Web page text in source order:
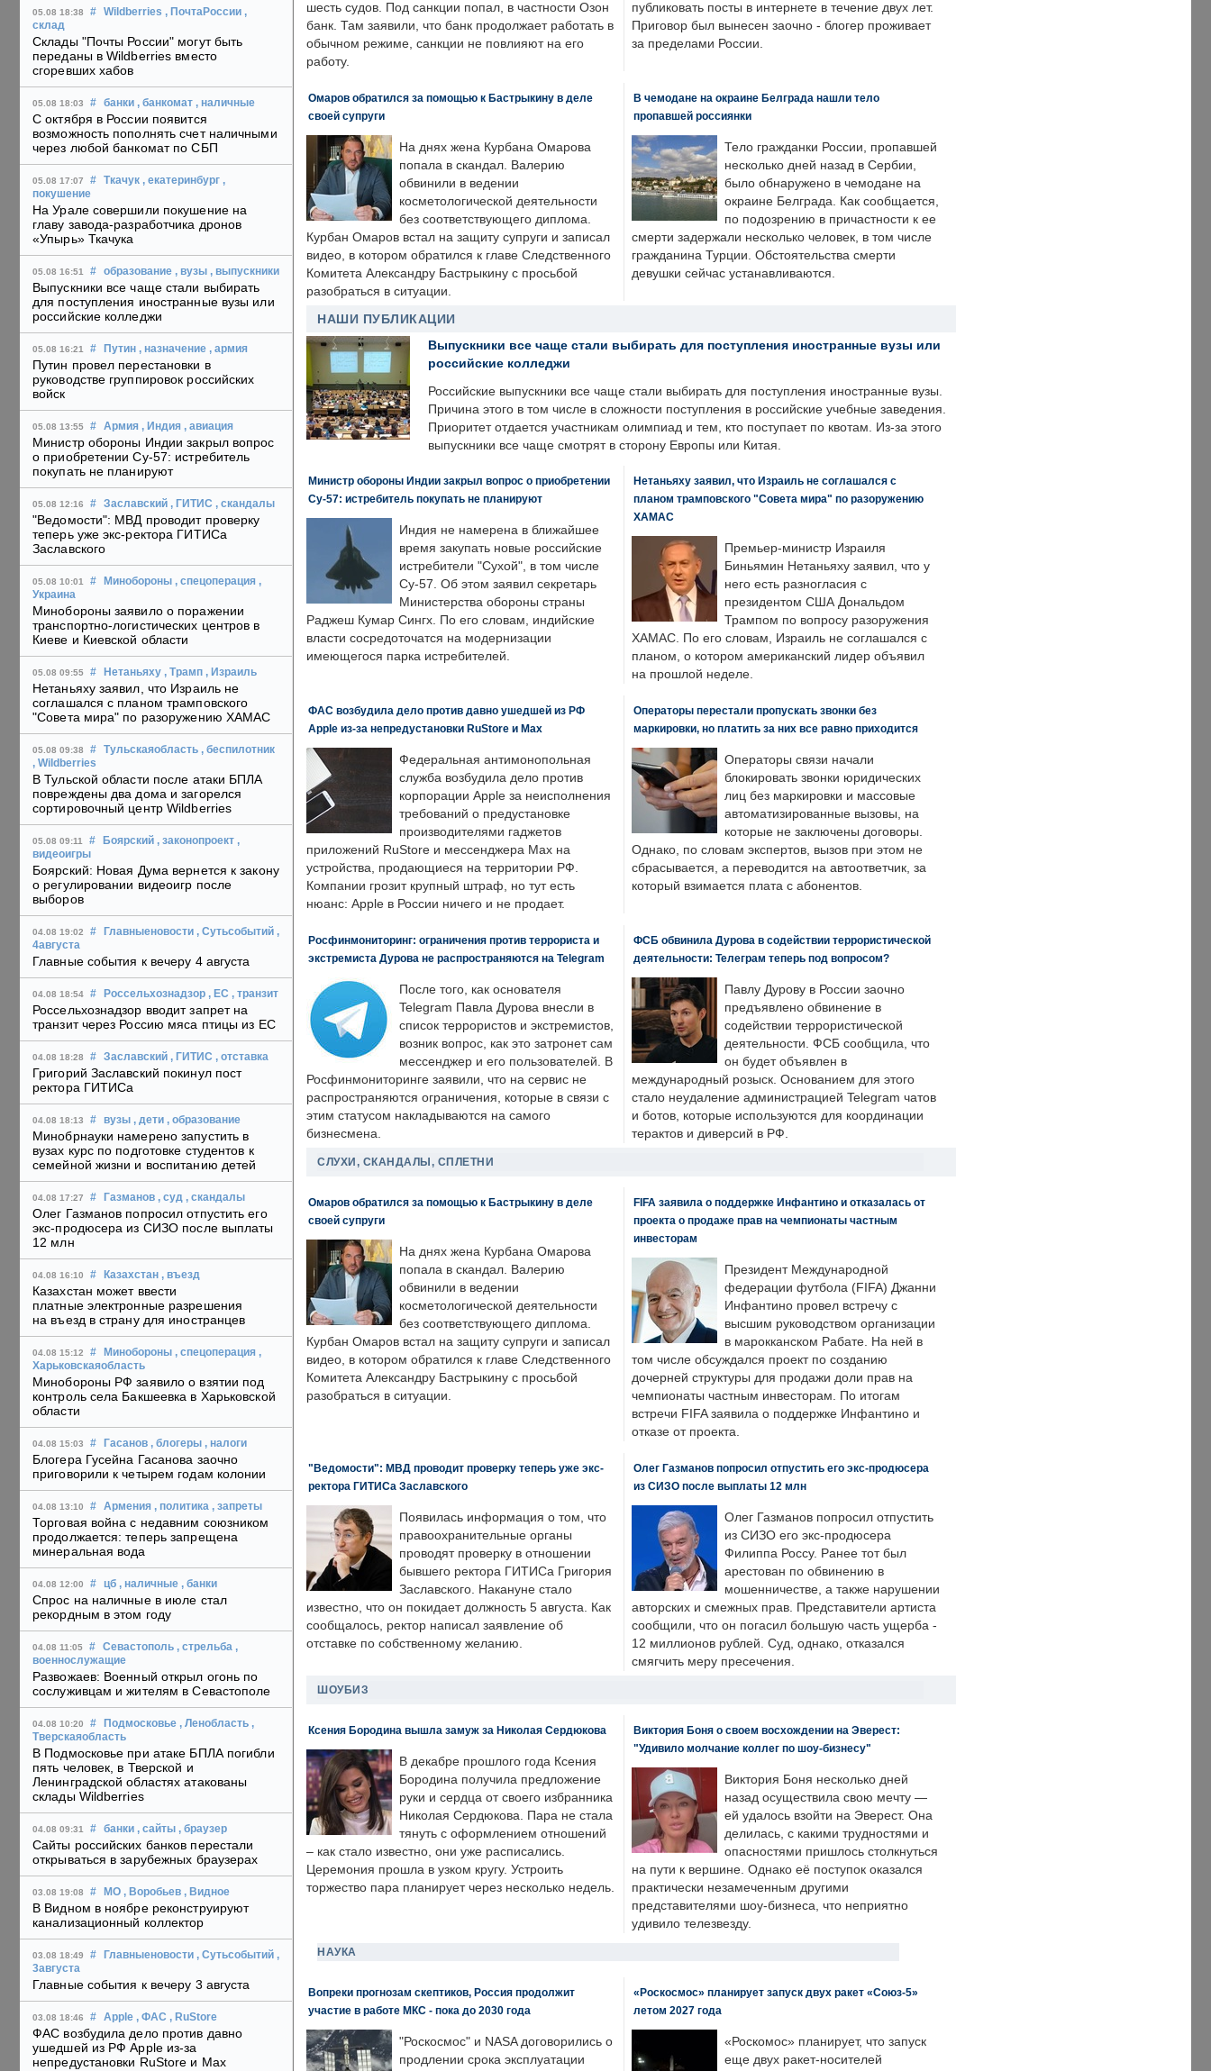
05.08 18:38 # Wildberries , ПочтаРоссии ,
склад
Склады "Почты России" могут быть
переданы в Wildberries вместо
сгоревших хабов
05.08 18:03 # банки , банкомат , наличные
С октября в России появится
возможность пополнять счет наличными
через любой банкомат по СБП
05.08 17:07 # Ткачук , екатеринбург ,
покушение
На Урале совершили покушение на
главу завода-разработчика дронов
«Упырь» Ткачука
05.08 16:51 # образование , вузы , выпускники
Выпускники все чаще стали выбирать
для поступления иностранные вузы или
российские колледжи
05.08 16:21 # Путин , назначение , армия
Путин провел перестановки в
руководстве группировок российских
войск
05.08 13:55 # Армия , Индия , авиация
Министр обороны Индии закрыл вопрос
о приобретении Су-57: истребитель
покупать не планируют
05.08 12:16 # Заславский , ГИТИС , скандалы
"Ведомости": МВД проводит проверку
теперь уже экс-ректора ГИТИСа
Заславского
05.08 10:01 # Минобороны , спецоперация ,
Украина
Минобороны заявило о поражении
транспортно-логистических центров в
Киеве и Киевской области
05.08 09:55 # Нетаньяху , Трамп , Израиль
Нетаньяху заявил, что Израиль не
соглашался с планом трамповского
"Совета мира" по разоружению ХАМАС
05.08 09:38 # Тульскаяобласть , беспилотник
, Wildberries
В Тульской области после атаки БПЛА
повреждены два дома и загорелся
сортировочный центр Wildberries
05.08 09:11 # Боярский , законопроект ,
видеоигры
Боярский: Новая Дума вернется к закону
о регулировании видеоигр после
выборов
04.08 19:02 # Главныеновости , Сутьсобытий ,
4августа
Главные события к вечеру 4 августа
04.08 18:54 # Россельхознадзор , ЕС , транзит
Россельхознадзор вводит запрет на
транзит через Россию мяса птицы из ЕС
04.08 18:28 # Заславский , ГИТИС , отставка
Григорий Заславский покинул пост
ректора ГИТИСа
04.08 18:13 # вузы , дети , образование
Минобрнауки намерено запустить в
вузах курс по подготовке студентов к
семейной жизни и воспитанию детей
04.08 17:27 # Газманов , суд , скандалы
Олег Газманов попросил отпустить его
экс-продюсера из СИЗО после выплаты
12 млн
04.08 16:10 # Казахстан , въезд
Казахстан может ввести
платные электронные разрешения
на въезд в страну для иностранцев
04.08 15:12 # Минобороны , спецоперация ,
Харьковскаяобласть
Минобороны РФ заявило о взятии под
контроль села Бакшеевка в Харьковской
области
04.08 15:03 # Гасанов , блогеры , налоги
Блогера Гусейна Гасанова заочно
приговорили к четырем годам колонии
04.08 13:10 # Армения , политика , запреты
Торговая война с недавним союзником
продолжается: теперь запрещена
минеральная вода
04.08 12:00 # цб , наличные , банки
Спрос на наличные в июле стал
рекордным в этом году
04.08 11:05 # Севастополь , стрельба ,
военнослужащие
Развожаев: Военный открыл огонь по
сослуживцам и жителям в Севастополе
04.08 10:20 # Подмосковье , Ленобласть ,
Тверскаяобласть
В Подмосковье при атаке БПЛА погибли
пять человек, в Тверской и
Ленинградской областях атакованы
склады Wildberries
04.08 09:31 # банки , сайты , браузер
Сайты российских банков перестали
открываться в зарубежных браузерах
03.08 19:08 # МО , Воробьев , Видное
В Видном в ноябре реконструируют
канализационный коллектор
03.08 18:49 # Главныеновости , Сутьсобытий ,
3августа
Главные события к вечеру 3 августа
03.08 18:46 # Apple , ФАС , RuStore
ФАС возбудила дело против давно
ушедшей из РФ Apple из-за
непредустановки RuStore и Max
шесть судов. Под санкции попал, в частности Озон
банк. Там заявили, что банк продолжает работать в
обычном режиме, санкции не повлияют на его
работу.
публиковать посты в интернете в течение двух лет.
Приговор был вынесен заочно - блогер проживает
за пределами России.
Омаров обратился за помощью к Бастрыкину в деле
своей супруги
На днях жена Курбана Омарова
попала в скандал. Валерию
обвинили в ведении
косметологической деятельности
без соответствующего диплома.
Курбан Омаров встал на защиту супруги и записал
видео, в котором обратился к главе Следственного
Комитета Александру Бастрыкину с просьбой
разобраться в ситуации.
В чемодане на окраине Белграда нашли тело
пропавшей россиянки
Тело гражданки России, пропавшей
несколько дней назад в Сербии,
было обнаружено в чемодане на
окраине Белграда. Как сообщается,
по подозрению в причастности к ее
смерти задержали несколько человек, в том числе
гражданина Турции. Обстоятельства смерти
девушки сейчас устанавливаются.
НАШИ ПУБЛИКАЦИИ
Выпускники все чаще стали выбирать для поступления иностранные вузы или
российские колледжи
Российские выпускники все чаще стали выбирать для поступления иностранные вузы.
Причина этого в том числе в сложности поступления в российские учебные заведения.
Приоритет отдается участникам олимпиад и тем, кто поступает по квотам. Из-за этого
выпускники все чаще смотрят в сторону Европы или Китая.
Министр обороны Индии закрыл вопрос о приобретении
Су-57: истребитель покупать не планируют
Индия не намерена в ближайшее
время закупать новые российские
истребители "Сухой", в том числе
Су-57. Об этом заявил секретарь
Министерства обороны страны
Раджеш Кумар Сингх. По его словам, индийские
власти сосредоточатся на модернизации
имеющегося парка истребителей.
Нетаньяху заявил, что Израиль не соглашался с
планом трамповского "Совета мира" по разоружению
ХАМАС
Премьер-министр Израиля
Биньямин Нетаньяху заявил, что у
него есть разногласия с
президентом США Дональдом
Трампом по вопросу разоружения
ХАМАС. По его словам, Израиль не соглашался с
планом, о котором американский лидер объявил
на прошлой неделе.
ФАС возбудила дело против давно ушедшей из РФ
Apple из-за непредустановки RuStore и Max
Федеральная антимонопольная
служба возбудила дело против
корпорации Apple за неисполнения
требований о предустановке
производителями гаджетов
приложений RuStore и мессенджера Max на
устройства, продающиеся на территории РФ.
Компании грозит крупный штраф, но тут есть
нюанс: Apple в России ничего и не продает.
Операторы перестали пропускать звонки без
маркировки, но платить за них все равно приходится
Операторы связи начали
блокировать звонки юридических
лиц без маркировки и массовые
автоматизированные вызовы, на
которые не заключены договоры.
Однако, по словам экспертов, вызов при этом не
сбрасывается, а переводится на автоответчик, за
который взимается плата с абонентов.
Росфинмониторинг: ограничения против террориста и
экстремиста Дурова не распространяются на Telegram
После того, как основателя
Telegram Павла Дурова внесли в
список террористов и экстремистов,
возник вопрос, как это затронет сам
мессенджер и его пользователей. В
Росфинмониторинге заявили, что на сервис не
распространяются ограничения, которые в связи с
этим статусом накладываются на самого
бизнесмена.
ФСБ обвинила Дурова в содействии террористической
деятельности: Телеграм теперь под вопросом?
Павлу Дурову в России заочно
предъявлено обвинение в
содействии террористической
деятельности. ФСБ сообщила, что
он будет объявлен в
международный розыск. Основанием для этого
стало неудаление администрацией Telegram чатов
и ботов, которые используются для координации
терактов и диверсий в РФ.
СЛУХИ, СКАНДАЛЫ, СПЛЕТНИ
Омаров обратился за помощью к Бастрыкину в деле
своей супруги
На днях жена Курбана Омарова
попала в скандал. Валерию
обвинили в ведении
косметологической деятельности
без соответствующего диплома.
Курбан Омаров встал на защиту супруги и записал
видео, в котором обратился к главе Следственного
Комитета Александру Бастрыкину с просьбой
разобраться в ситуации.
FIFA заявила о поддержке Инфантино и отказалась от
проекта о продаже прав на чемпионаты частным
инвесторам
Президент Международной
федерации футбола (FIFA) Джанни
Инфантино провел встречу с
высшим руководством организации
в марокканском Рабате. На ней в
том числе обсуждался проект по созданию
дочерней структуры для продажи доли прав на
чемпионаты частным инвесторам. По итогам
встречи FIFA заявила о поддержке Инфантино и
отказе от проекта.
"Ведомости": МВД проводит проверку теперь уже экс-
ректора ГИТИСа Заславского
Появилась информация о том, что
правоохранительные органы
проводят проверку в отношении
бывшего ректора ГИТИСа Григория
Заславского. Накануне стало
известно, что он покидает должность 5 августа. Как
сообщалось, ректор написал заявление об
отставке по собственному желанию.
Олег Газманов попросил отпустить его экс-продюсера
из СИЗО после выплаты 12 млн
Олег Газманов попросил отпустить
из СИЗО его экс-продюсера
Филиппа Россу. Ранее тот был
арестован по обвинению в
мошенничестве, а также нарушении
авторских и смежных прав. Представители артиста
сообщили, что он погасил большую часть ущерба -
12 миллионов рублей. Суд, однако, отказался
смягчить меру пресечения.
ШОУБИЗ
Ксения Бородина вышла замуж за Николая Сердюкова
В декабре прошлого года Ксения
Бородина получила предложение
руки и сердца от своего избранника
Николая Сердюкова. Пара не стала
тянуть с оформлением отношений
– как стало известно, они уже расписались.
Церемония прошла в узком кругу. Устроить
торжество пара планирует через несколько недель.
Виктория Боня о своем восхождении на Эверест:
"Удивило молчание коллег по шоу-бизнесу"
Виктория Боня несколько дней
назад осуществила свою мечту —
ей удалось взойти на Эверест. Она
делилась, с какими трудностями и
опасностями пришлось столкнуться
на пути к вершине. Однако её поступок оказался
практически незамеченным другими
представителями шоу-бизнеса, что неприятно
удивило телезвезду.
НАУКА
Вопреки прогнозам скептиков, Россия продолжит
участие в работе МКС - пока до 2030 года
"Роскосмос" и NASA договорились о
продлении срока эксплуатации
«Роскосмос» планирует запуск двух ракет «Союз-5»
летом 2027 года
«Роскомос» планирует, что запуск
еще двух ракет-носителей